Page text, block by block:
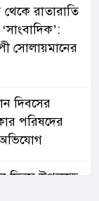
রাতারাতি
সোলায়মানের
দিবসের
পরিষদের
অভিযোগ
দিবস উপলক্ষে